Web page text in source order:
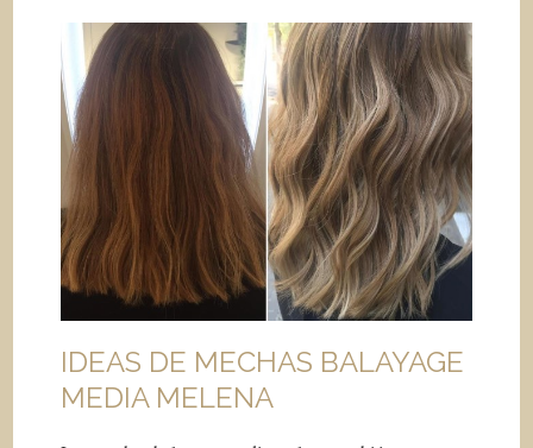
IDEAS DE MECHAS BALAYAGE
MEDIA MELENA